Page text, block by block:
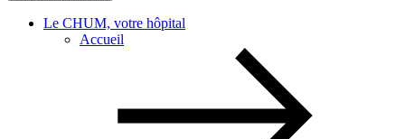
Le CHUM, votre hôpital
Accueil